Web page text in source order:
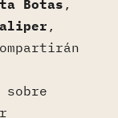
Botas ,
,